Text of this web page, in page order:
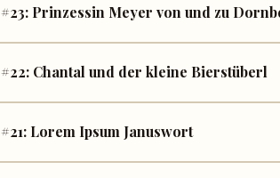
#23: Prinzessin Meyer von und zu
#22: Chantal und der kleine Bierstüberl
#21: Lorem Ipsum Januswort